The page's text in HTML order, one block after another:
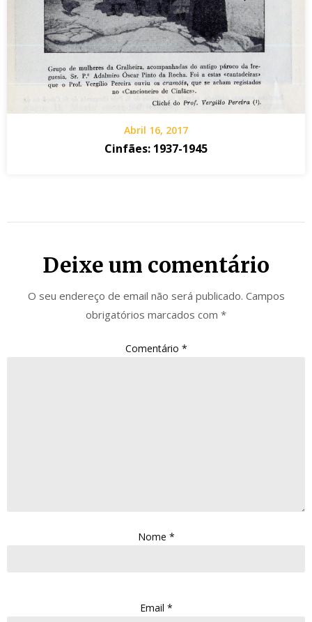
Abril 16, 2017
Cinfães: 1937-1945
Deixe um comentário
O seu endereço de email não será publicado. Campos
obrigatórios marcados com *
Comentário *
Nome *
Email *